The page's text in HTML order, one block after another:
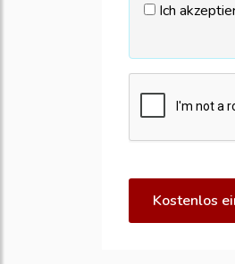
Ich
Kostenlos